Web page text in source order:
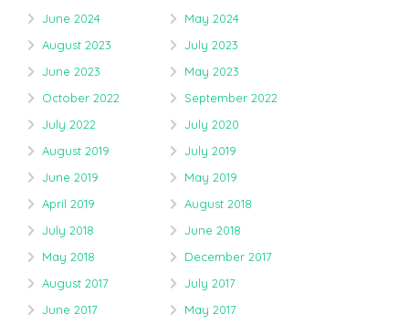
June 2024
May 2024
August 2023
July 2023
June 2023
May 2023
October 2022
September 2022
July 2022
July 2020
August 2019
July 2019
June 2019
May 2019
April 2019
August 2018
July 2018
June 2018
May 2018
December 2017
August 2017
July 2017
June 2017
May 2017